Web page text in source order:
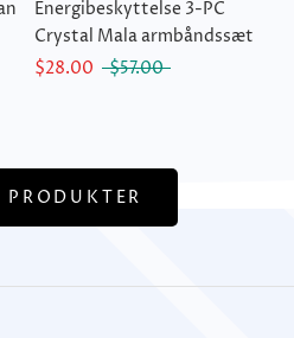
Energibeskyttelse 3-PC
Crystal Mala armbåndssæt
$28.00
$57.00
PRODUKTER